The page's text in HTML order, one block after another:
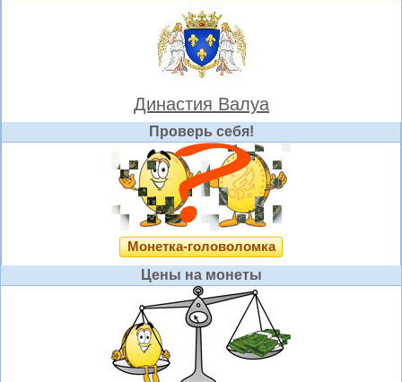
Династия Валуа
Проверь себя!
Монетка-головоломка
Цены на монеты